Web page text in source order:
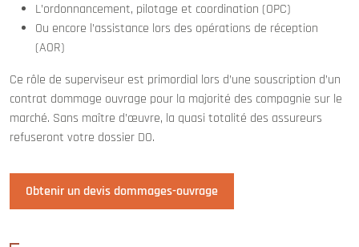
L’ordonnancement, pilotage et coordination (OPC)
Ou encore l’assistance lors des opérations de réception
(AOR)
Ce rôle de superviseur est primordial lors d’une souscription d’un
contrat dommage ouvrage pour la majorité des compagnie sur le
marché. Sans maître d’œuvre, la quasi totalité des assureurs
refuseront votre dossier DO.
Obtenir un devis dommages-ouvrage